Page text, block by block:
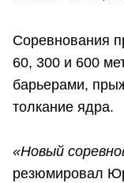
Соревнования
60, 300 и 600
барьерами,
толкание ядра.
«Новый
резюмировал